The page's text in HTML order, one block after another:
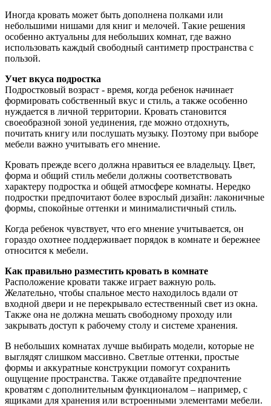
Иногда кровать может быть дополнена полками или
небольшими нишами для книг и мелочей. Такие решения
особенно актуальны для небольших комнат, где важно
использовать каждый свободный сантиметр пространства с
пользой.
Учет вкуса подростка
Подростковый возраст - время, когда ребенок начинает
формировать собственный вкус и стиль, а также особенно
нуждается в личной территории. Кровать становится
своеобразной зоной уединения, где можно отдохнуть,
почитать книгу или послушать музыку. Поэтому при выборе
мебели важно учитывать его мнение.
Кровать прежде всего должна нравиться ее владельцу. Цвет,
форма и общий стиль мебели должны соответствовать
характеру подростка и общей атмосфере комнаты. Нередко
подростки предпочитают более взрослый дизайн: лаконичные
формы, спокойные оттенки и минималистичный стиль.
Когда ребенок чувствует, что его мнение учитывается, он
гораздо охотнее поддерживает порядок в комнате и бережнее
относится к мебели.
Как правильно разместить кровать в комнате
Расположение кровати также играет важную роль.
Желательно, чтобы спальное место находилось вдали от
входной двери и не перекрывало естественный свет из окна.
Также она не должна мешать свободному проходу или
закрывать доступ к рабочему столу и системе хранения.
В небольших комнатах лучше выбирать модели, которые не
выглядят слишком массивно. Светлые оттенки, простые
формы и аккуратные конструкции помогут сохранить
ощущение пространства. Также отдавайте предпочтение
кроватям с дополнительным функционалом – например, с
ящиками для хранения или встроенными элементами мебели.